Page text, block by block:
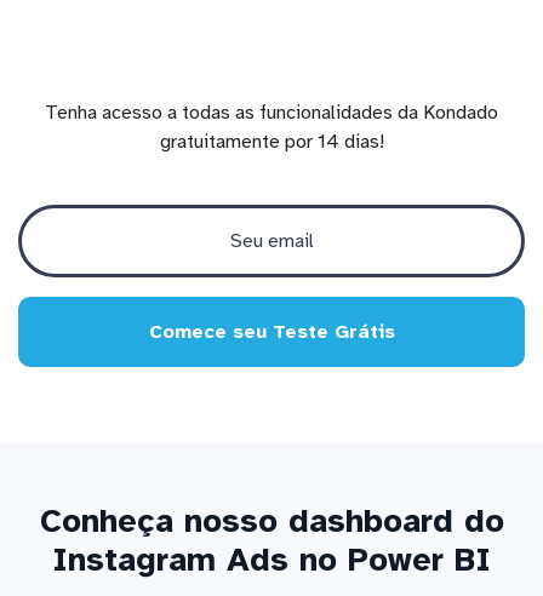
Tenha acesso a todas as funcionalidades da Kondado
gratuitamente por 14 dias!
Comece seu Teste Grátis
Conheça nosso dashboard do
Instagram Ads no Power BI